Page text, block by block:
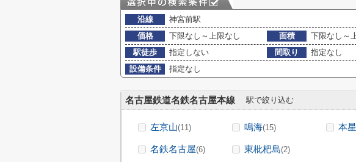
沿線
神宮前駅
価格
下限なし～上限なし 面積 下限なし～
駅徒歩
指定しない 間取り
指定なし
設備条件
指定なし
名古屋鉄道名鉄名古屋本線 駅で絞り込む
左京山(11) 鳴海(15) 本
名鉄名古屋(6) 東枇杷島(2)